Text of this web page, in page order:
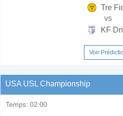
Tre
vs
KF
Voir
USA USL Championship
Temps: 02:00